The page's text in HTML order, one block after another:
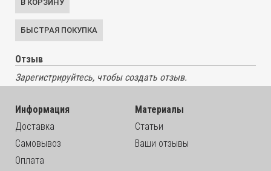
Отзыв
Зарегистрируйтесь, чтобы создать отзыв.
Информация
Доставка
Самовывоз
Оплата
Материалы
Статьи
Ваши отзывы